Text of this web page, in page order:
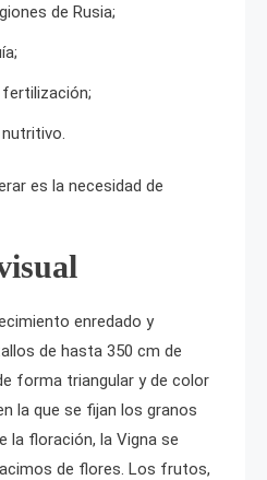
de Rusia;
es la necesidad de
enredado y
de hasta 350 cm de
forma triangular y de color
la que se fijan los granos
la floración, la Vigna se
de flores. Los frutos,